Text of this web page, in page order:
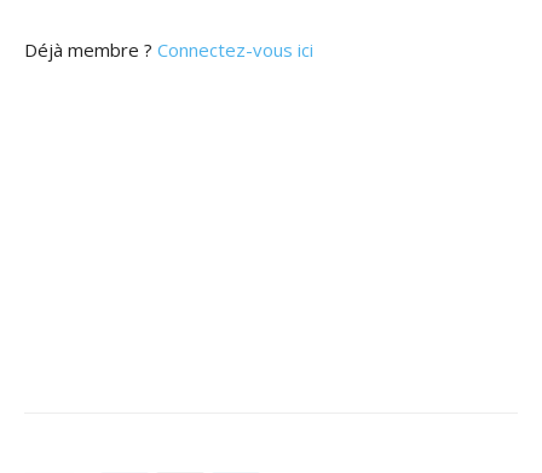
Déjà membre ? Connectez-vous ici